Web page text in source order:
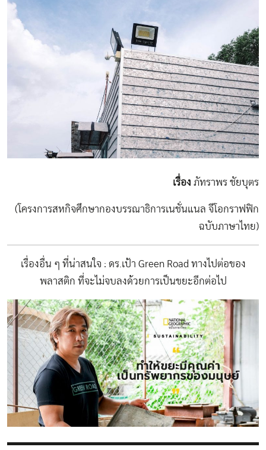
เรื่อง ภัทราพร ชัยบุตร
(โครงการสหกิจศึกษากองบรรณาธิการเนชั่นแนล จีโอกราฟฟิก
ฉบับภาษาไทย)
เรื่องอื่น ๆ ที่น่าสนใจ : ดร.เป้า Green Road ทางไปต่อของ
พลาสติก ที่จะไม่จบลงด้วยการเป็นขยะอีกต่อไป